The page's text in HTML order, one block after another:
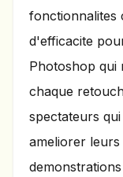
fonctionnalites
d'efficacite
Photoshop qui
chaque
spectateurs
ameliorer leurs